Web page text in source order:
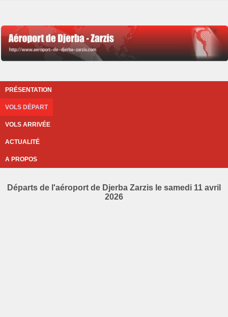
PRÉSENTATION
VOLS DÉPART
VOLS ARRIVÉE
ACTUALITÉ
A PROPOS
Départs de l'aéroport de Djerba Zarzis le samedi 11 avril
2026